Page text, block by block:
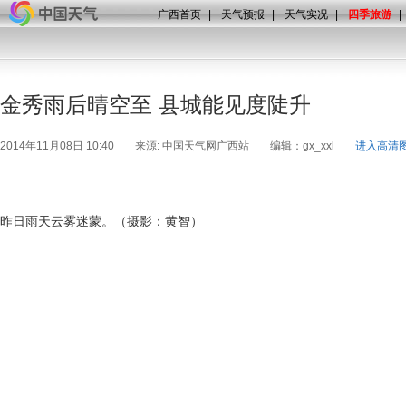
广西首页 | 天气预报 | 天气实况 | 四季旅游 |
金秀雨后晴空至 县城能见度陡升
2014年11月08日 10:40 来源: 中国天气网广西站 编辑：gx_xxl 进入高清
昨日雨天云雾迷蒙。（摄影：黄智）